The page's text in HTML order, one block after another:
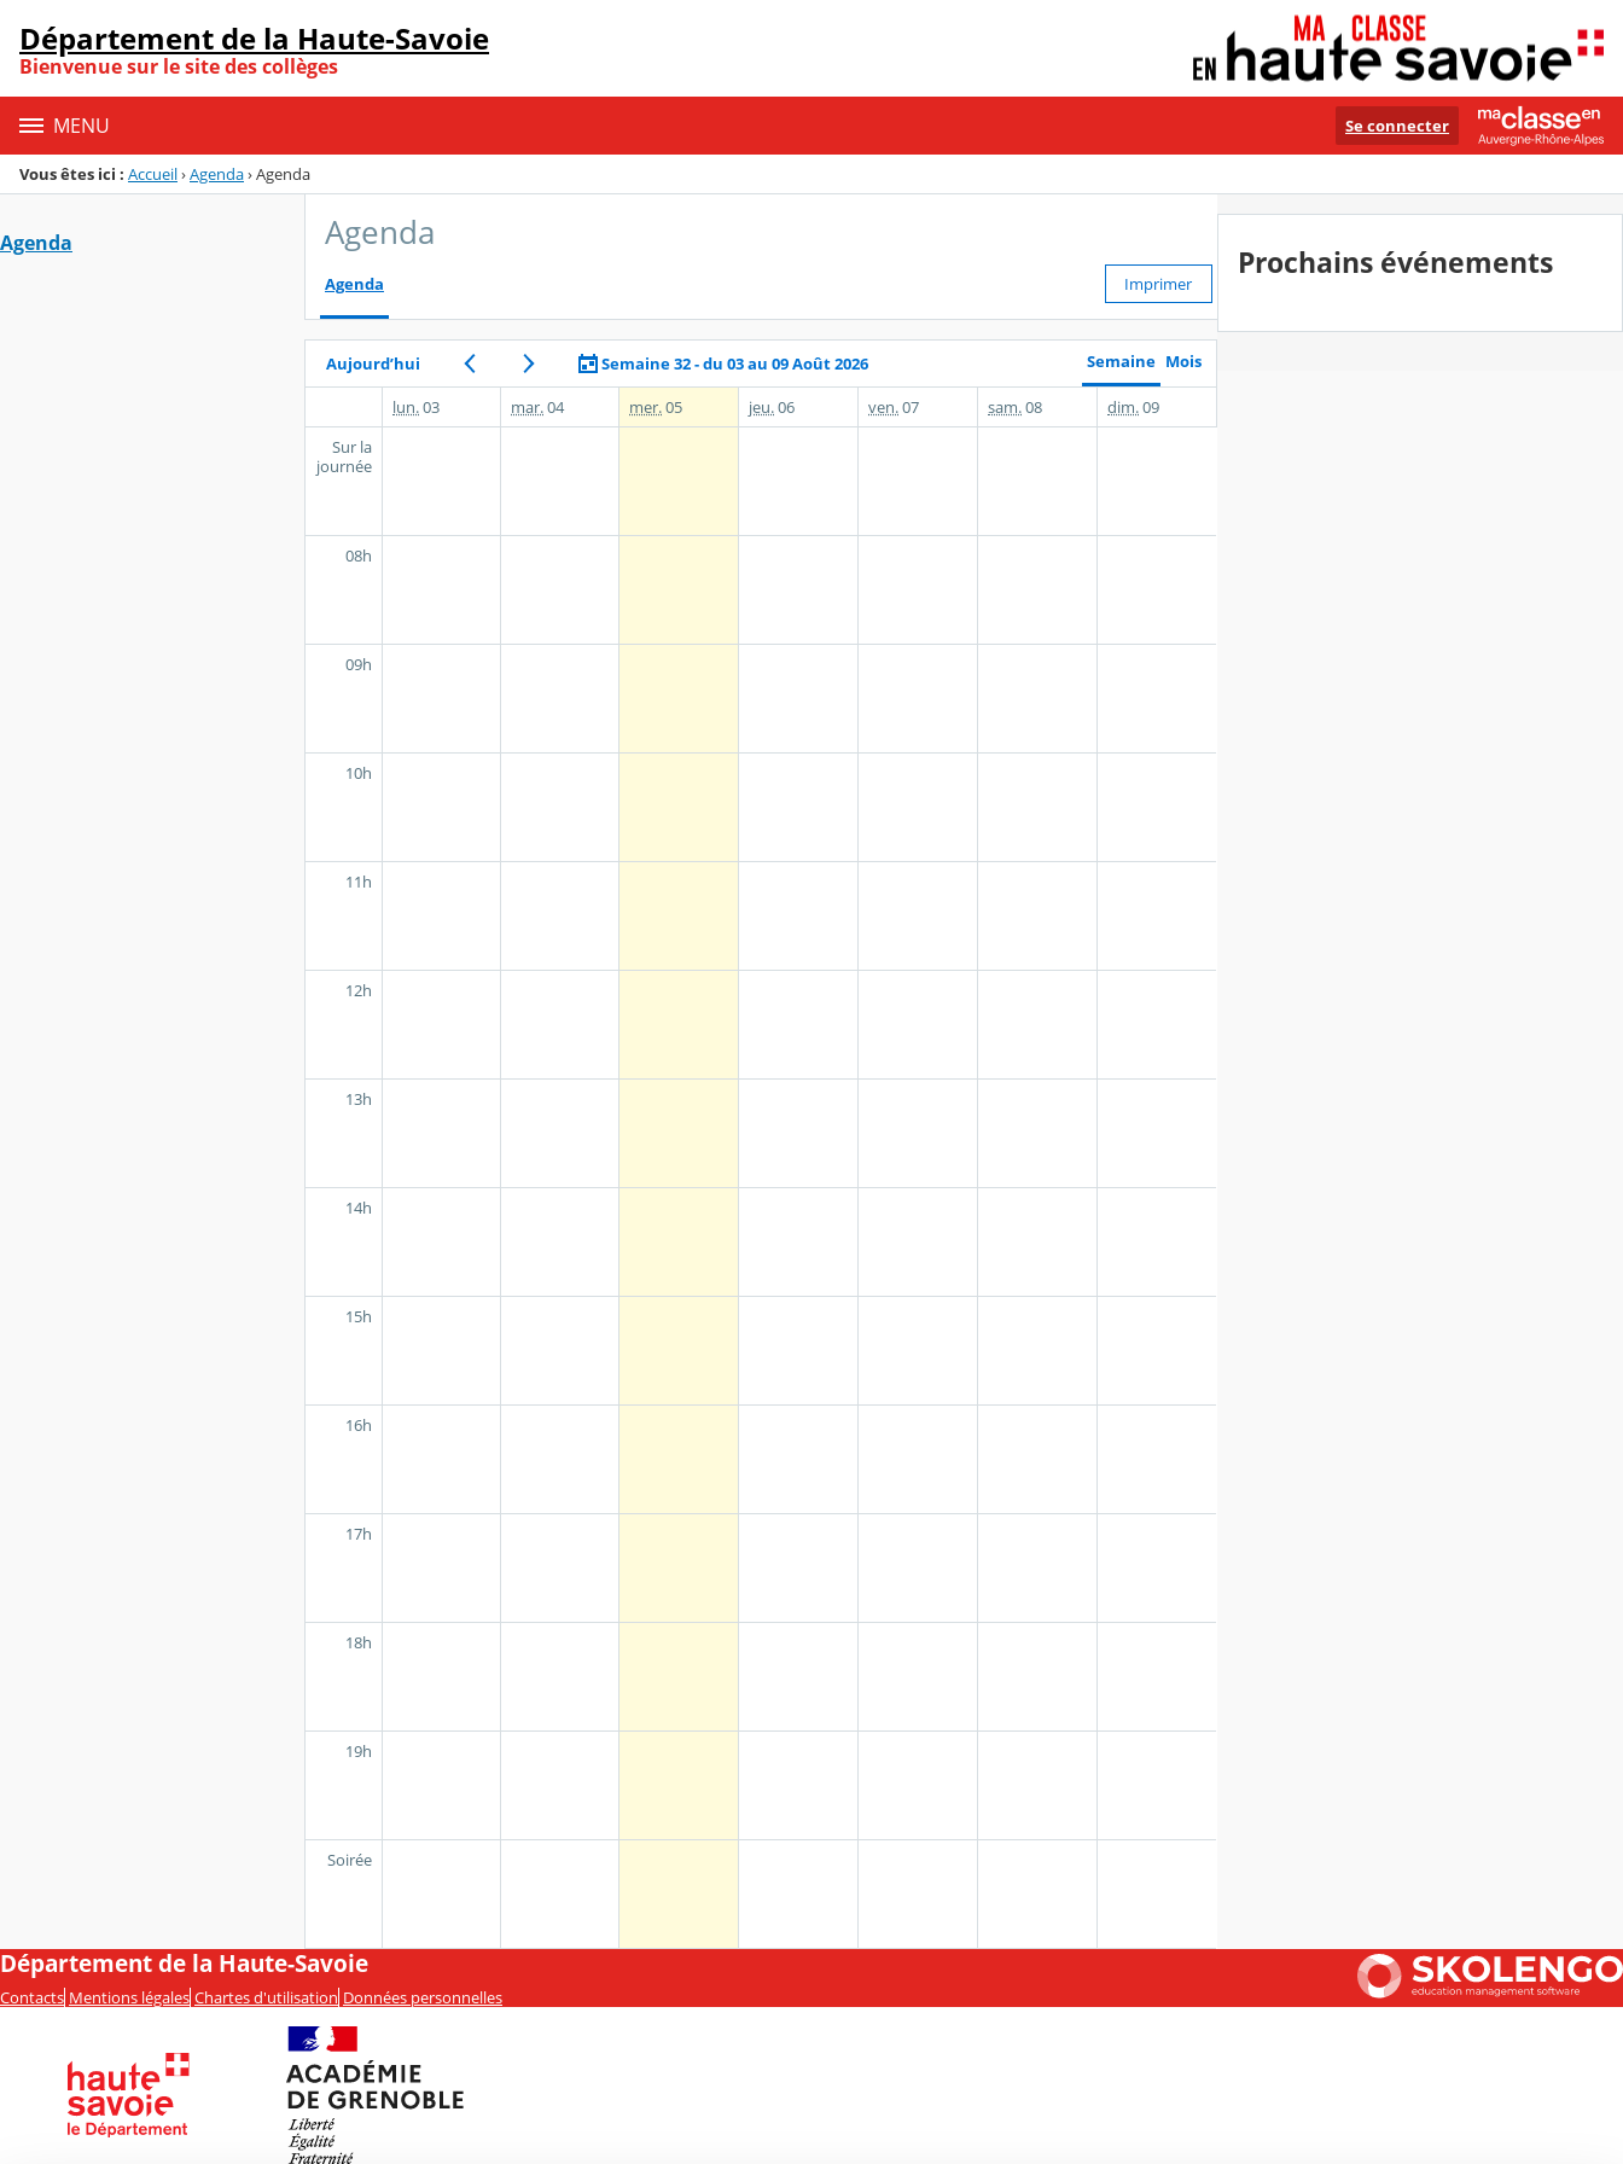
Menu de la rubrique
Contenu
Département de la Haute-Savoie
Bienvenue sur le site des collèges
MENU Se connecter
Vous êtes ici : Accueil›Agenda›Agenda
Agenda Agenda
Agenda Imprimer
Aujourd’hui Semaine 32 - du 03 au 09 Août 2026 Semaine Mois
lun.03 mar.04 mer.05 jeu.06 ven.07 sam.08 dim.09
Sur la
journée
08h
09h
10h
11h
12h
13h
14h
15h
16h
17h
18h
19h
Soirée
Prochains événements
Département de la Haute-Savoie
Contacts Mentions légales Chartes d'utilisation Données personnelles